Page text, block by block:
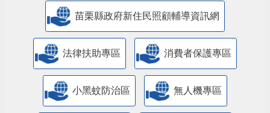
苗栗縣政府新住民照顧輔導資訊網
法律扶助專區 消費者保護專區
小黑蚊防治區 無人機專區